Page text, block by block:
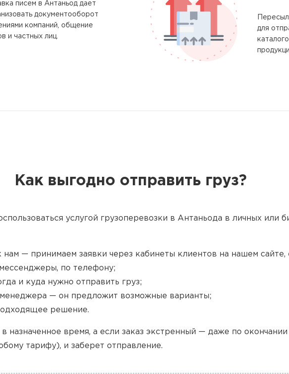
писем в Антаньод дает
документооборот
компаний, общение
и частных лиц.
для
Как выгодно отправить груз?
услугой грузоперевозки в Антаньода в личных или
нам — принимаем заявки через кабинеты клиентов на нашем сайте,
по телефону;
и куда нужно отправить груз;
— он предложит возможные варианты;
решение.
назначенное время, а если заказ экстренный — даже по окончании
тарифу), и заберет отправление.